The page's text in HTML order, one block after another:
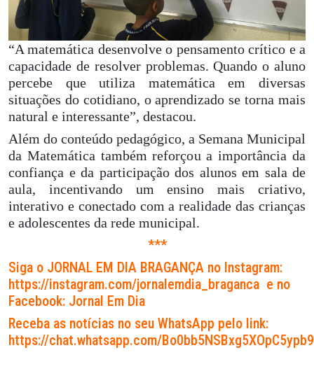
“A matemática desenvolve o pensamento crítico e a
capacidade de resolver problemas. Quando o aluno
percebe que utiliza matemática em diversas
situações do cotidiano, o aprendizado se torna mais
natural e interessante”, destacou.
Além do conteúdo pedagógico, a Semana Municipal
da Matemática também reforçou a importância da
confiança e da participação dos alunos em sala de
aula, incentivando um ensino mais criativo,
interativo e conectado com a realidade das crianças
e adolescentes da rede municipal.
***
Siga o JORNAL EM DIA BRAGANÇA no Instagram:
https://instagram.com/jornalemdia_braganca e no
Facebook: Jornal Em Dia
Receba as notícias no seu WhatsApp pelo link:
https://chat.whatsapp.com/